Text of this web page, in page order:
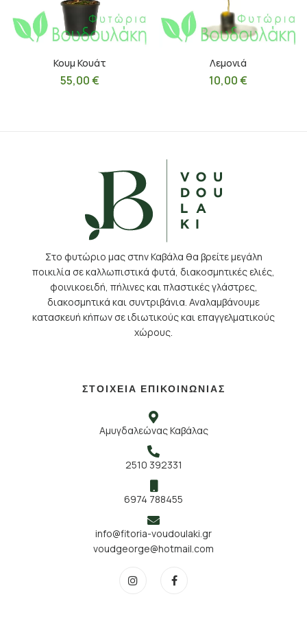
Κουμ Κουάτ
55,00€
Λεμονιά
10,00€
Στο φυτώριο μας στην Καβάλα θα βρείτε μεγάλη
ποικιλία σε καλλωπιστικά φυτά, διακοσμητικές ελιές,
φοινικοειδή, πήλινες και πλαστικές γλάστρες,
διακοσμητικά και συντριβάνια. Αναλαμβάνουμε
κατασκευή κήπων σε ιδιωτικούς και επαγγελματικούς
χώρους.
ΣΤΟΙΧΕΙΑ ΕΠΙΚΟΙΝΩΝΙΑΣ
Αμυγδαλεώνας Καβάλας
2510 392331
6974 788455
info@fitoria-voudoulaki.gr
voudgeorge@hotmail.com